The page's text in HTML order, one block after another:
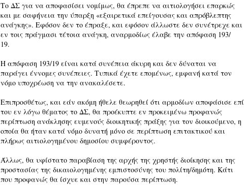
Το ΔΣ για να αποφασίσει νομίμως, θα έπρεπε να αιτιολογήσει επαρκώς
και με σαφήνεια την ύπαρξη «εξαιρετικά επείγουσας και απρόβλεπτης
ανάγκης». Εφόσον δεν το έπραξε, και εφόσον άλλωστε δεν συνέτρεχε και
εν τοις πράγμασι τέτοια ανάγκη, αναρμοδίως έλαβε την απόφαση 193/
19.
Η απόφαση 193/19 είναι κατά συνέπεια άκυρη και δεν δύναται να
παράγει έννομες συνέπειες. Τυπικά έχετε επομένως, εμφανή κατά τον
νόμο υποχρέωση να την ανακαλέσετε.
Επιπροσθέτως, και εάν ακόμη ήθελε θεωρηθεί ότι αρμοδίων αποφάσισε επί
του εν λόγω θέματος το ΔΣ, θα προέκυπτε εν προκειμένω προφανώς
περίπτωση ανάκλησης ευμενούς διοικητικής πράξης για τον διοικούμενο, η
οποία θα ήταν κατά νόμο δυνατή μόνο σε περίπτωση επιτακτικού και
πλήρως αιτιολογημένου δημοσίου συμφέροντος.
Άλλως, θα υφίστατο παραβίαση της αρχής της χρηστής διοίκησης και της
προστασίας της δικαιολογημένης εμπιστοσύνης του πολίτη/δημότη. Κάτι
που προφανώς θα ίσχυε και στην παρούσα περίπτωση.